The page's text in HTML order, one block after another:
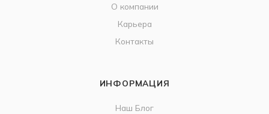
О компании
Карьера
Контакты
ИНФОРМАЦИЯ
Наш Блог